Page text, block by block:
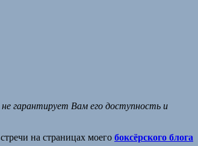
гарантирует Вам его доступность и
на страницах моего боксёрского блога